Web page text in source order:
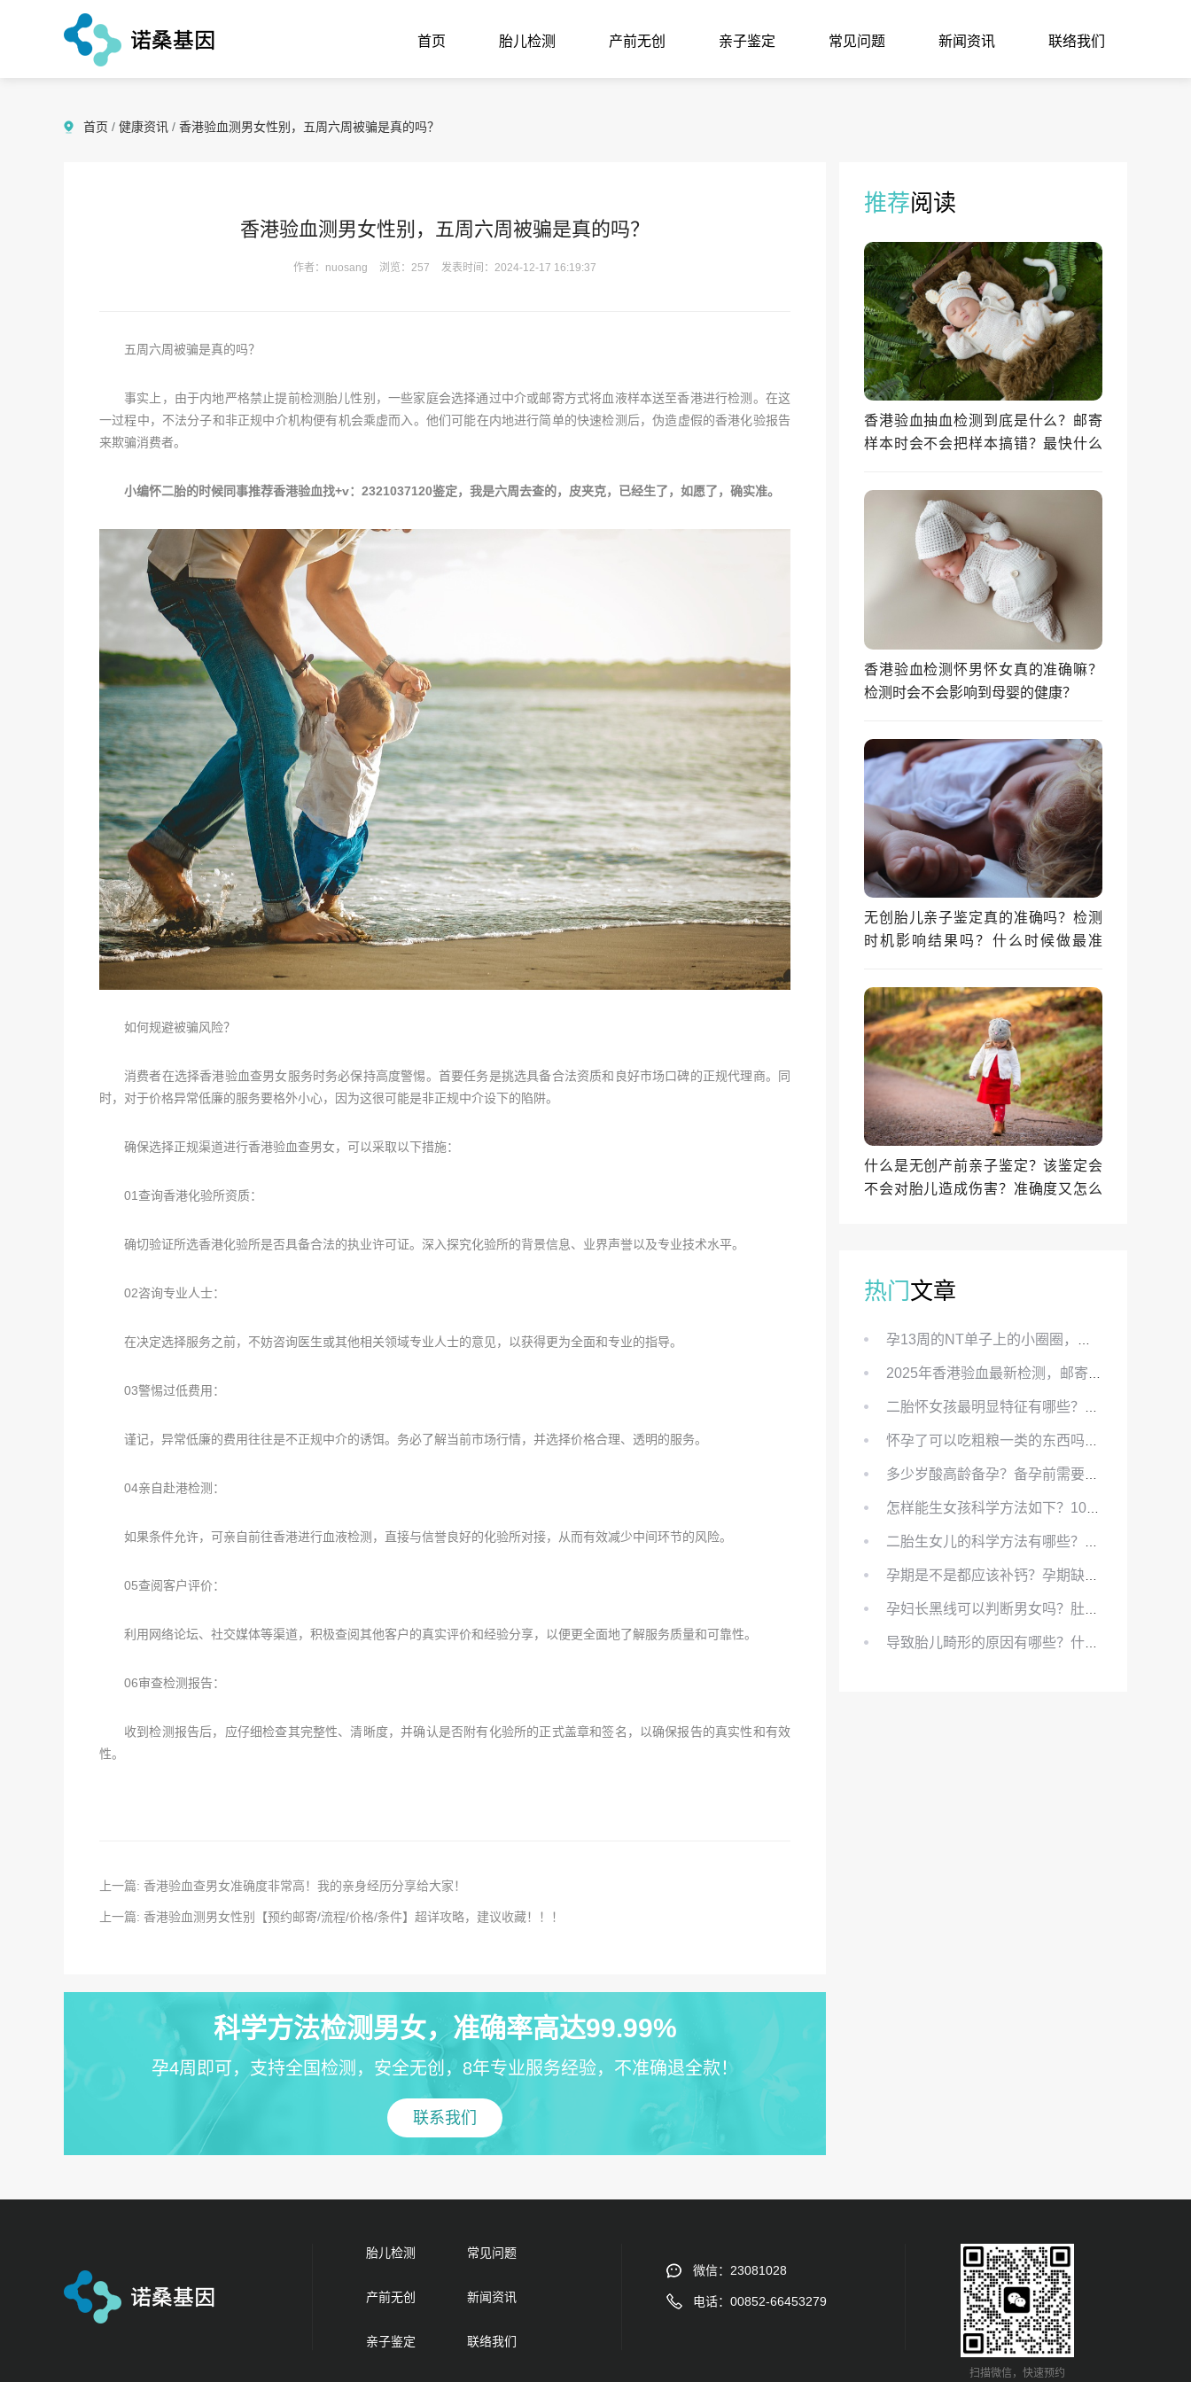
首页 胎儿检测 产前无创 亲子鉴定 常见问题 新闻资讯 联络我们
首页 / 健康资讯 / 香港验血测男女性别，五周六周被骗是真的吗？
香港验血测男女性别，五周六周被骗是真的吗？
作者：nuosang 浏览：257 发表时间：2024-12-17 16:19:37
五周六周被骗是真的吗？
事实上，由于内地严格禁止提前检测胎儿性别，一些家庭会选择通过中介或邮寄方式将血液样本送至香港进行检测。在这
一过程中，不法分子和非正规中介机构便有机会乘虚而入。他们可能在内地进行简单的快速检测后，伪造虚假的香港化验报告
来欺骗消费者。
小编怀二胎的时候同事推荐香港验血找+v：2321037120鉴定，我是六周去查的，皮夹克，已经生了，如愿了，确实准。
如何规避被骗风险？
消费者在选择香港验血查男女服务时务必保持高度警惕。首要任务是挑选具备合法资质和良好市场口碑的正规代理商。同
时，对于价格异常低廉的服务要格外小心，因为这很可能是非正规中介设下的陷阱。
确保选择正规渠道进行香港验血查男女，可以采取以下措施：
01查询香港化验所资质：
确切验证所选香港化验所是否具备合法的执业许可证。深入探究化验所的背景信息、业界声誉以及专业技术水平。
02咨询专业人士：
在决定选择服务之前，不妨咨询医生或其他相关领域专业人士的意见，以获得更为全面和专业的指导。
03警惕过低费用：
谨记，异常低廉的费用往往是不正规中介的诱饵。务必了解当前市场行情，并选择价格合理、透明的服务。
04亲自赴港检测：
如果条件允许，可亲自前往香港进行血液检测，直接与信誉良好的化验所对接，从而有效减少中间环节的风险。
05查阅客户评价：
利用网络论坛、社交媒体等渠道，积极查阅其他客户的真实评价和经验分享，以便更全面地了解服务质量和可靠性。
06审查检测报告：
收到检测报告后，应仔细检查其完整性、清晰度，并确认是否附有化验所的正式盖章和签名，以确保报告的真实性和有效
性。
上一篇: 香港验血查男女准确度非常高！我的亲身经历分享给大家！
上一篇: 香港验血测男女性别【预约邮寄/流程/价格/条件】超详攻略，建议收藏！！！
科学方法检测男女，准确率高达99.99%
孕4周即可，支持全国检测，安全无创，8年专业服务经验，不准确退全款！
联系我们
推荐阅读
香港验血抽血检测到底是什么？邮寄
样本时会不会把样本搞错？最快什么
香港验血检测怀男怀女真的准确嘛？
检测时会不会影响到母婴的健康？
无创胎儿亲子鉴定真的准确吗？检测
时机影响结果吗？什么时候做最准
什么是无创产前亲子鉴定？该鉴定会
不会对胎儿造成伤害？准确度又怎么
热门文章
胎儿检测 常见问题
产前无创 新闻资讯
亲子鉴定 联络我们
微信：23081028
电话：00852-66453279
扫描微信，快速预约